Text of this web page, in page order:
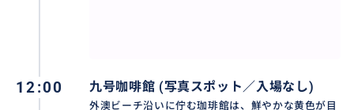
12:00 九号咖啡館 (写真スポット／入場なし)
外澳ビーチ沿いに佇む珈琲館は、鮮やかな黄色が目